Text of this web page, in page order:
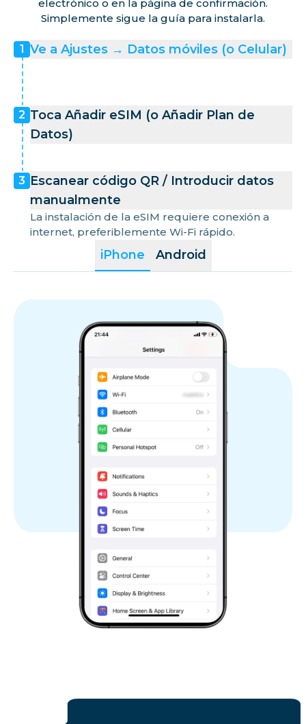
electrónico o en la página de confirmación.
Simplemente sigue la guía para instalarla.
iPhone Android
1 Ve a Ajustes → Datos móviles (o Celular)
2 Toca Añadir eSIM (o Añadir Plan de
Datos)
3 Escanear código QR / Introducir datos
manualmente
La instalación de la eSIM requiere conexión a
internet, preferiblemente Wi-Fi rápido.